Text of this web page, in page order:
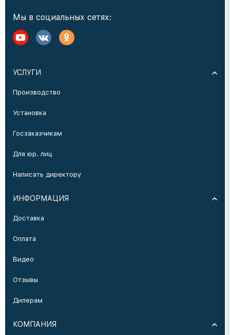
Мы в социальных сетях:
УСЛУГИ
Производство
Установка
Госзаказчикам
Для юр. лиц
Написать директору
ИНФОРМАЦИЯ
Доставка
Оплата
Видео
Отзывы
Дилерам
КОМПАНИЯ